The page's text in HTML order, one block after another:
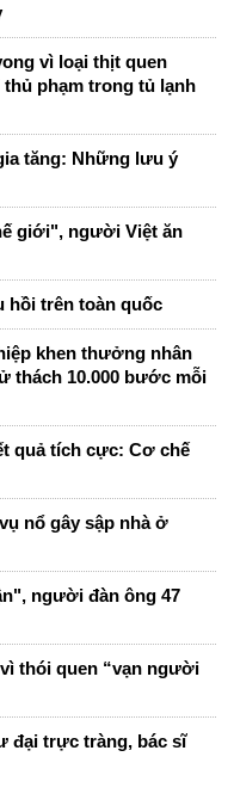
vì loại thịt quen
phạm trong tủ lạnh
tăng: Những lưu ý
giới", người Việt ăn
hồi trên toàn quốc
khen thưởng nhân
thách 10.000 bước mỗi
quả tích cực: Cơ chế
nổ gây sập nhà ở
người đàn ông 47
thói quen “vạn người
đại trực tràng, bác sĩ